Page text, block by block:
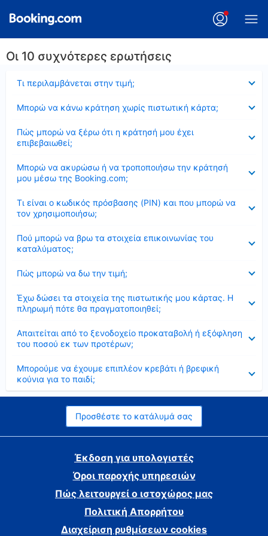
Οι 10 συχνότερες ερωτήσεις
Τι περιλαμβάνεται στην τιμή;
Μπορώ να κάνω κράτηση χωρίς πιστωτική κάρτα;
Πώς μπορώ να ξέρω ότι η κράτησή μου έχει
επιβεβαιωθεί;
Μπορώ να ακυρώσω ή να τροποποιήσω την κράτησή
μου μέσω της Booking.com;
Τι είναι ο κωδικός πρόσβασης (PIN) και που μπορώ να
τον χρησιμοποιήσω;
Πού μπορώ να βρω τα στοιχεία επικοινωνίας του
καταλύματος;
Πώς μπορώ να δω την τιμή;
Έχω δώσει τα στοιχεία της πιστωτικής μου κάρτας. Η
πληρωμή πότε θα πραγματοποιηθεί;
Απαιτείται από το ξενοδοχείο προκαταβολή ή εξόφληση
του ποσού εκ των προτέρων;
Μπορούμε να έχουμε επιπλέον κρεβάτι ή βρεφική
κούνια για το παιδί;
Προσθέστε το κατάλυμά σας
Έκδοση για υπολογιστές
Όροι παροχής υπηρεσιών
Πώς λειτουργεί ο ιστοχώρος μας
Πολιτική Απορρήτου
Διαχείριση ρυθμίσεων cookies